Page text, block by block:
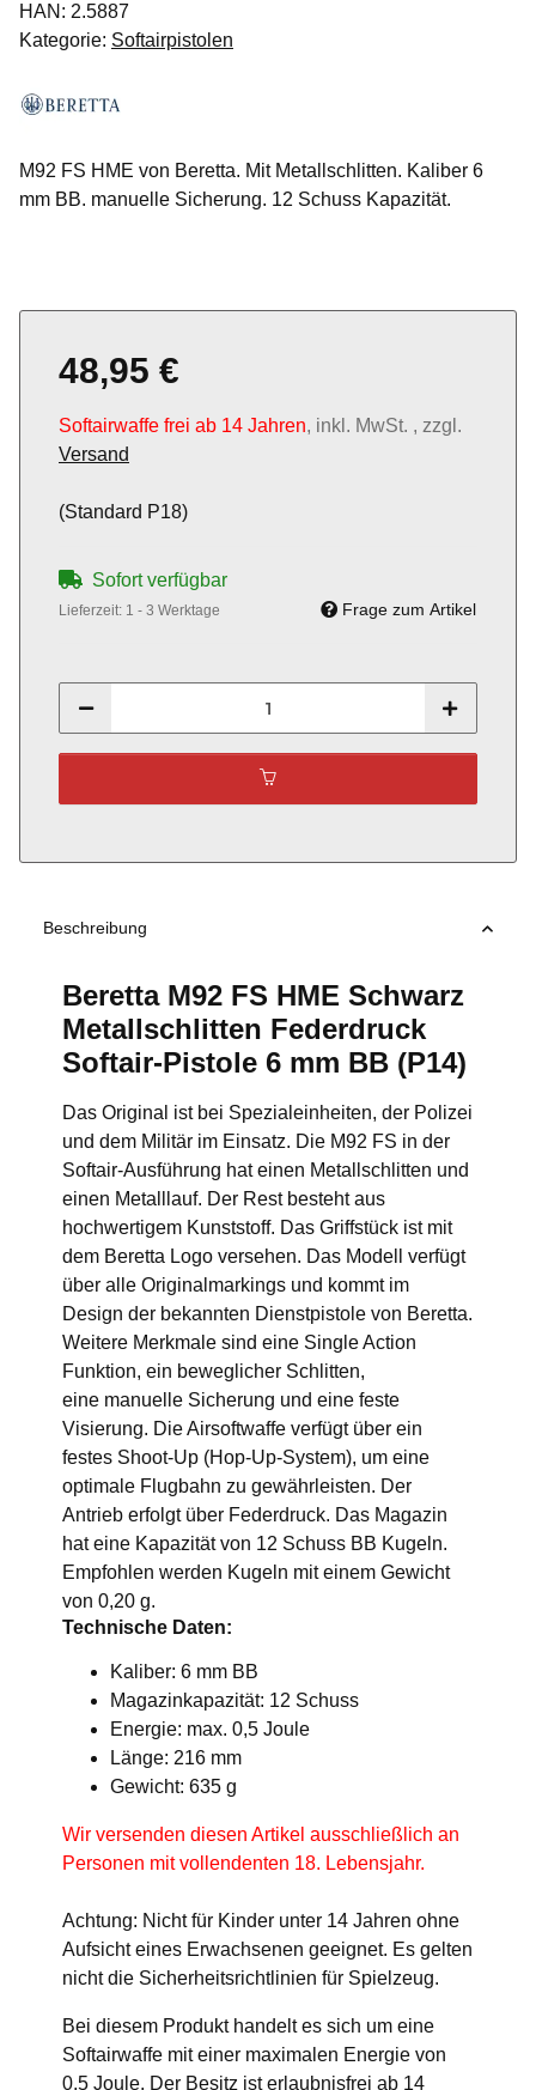
HAN: 2.5887
Kategorie: Softairpistolen
M92 FS HME von Beretta. Mit Metallschlitten. Kaliber 6
mm BB. manuelle Sicherung. 12 Schuss Kapazität.
48,95 €
Softairwaffe frei ab 14 Jahren, inkl. MwSt. , zzgl.
Versand
(Standard P18)
Sofort verfügbar
Lieferzeit: 1 - 3 Werktage Frage zum Artikel
Beschreibung
Beretta M92 FS HME Schwarz
Metallschlitten Federdruck
Softair-Pistole 6 mm BB (P14)
Das Original ist bei Spezialeinheiten, der Polizei
und dem Militär im Einsatz. Die M92 FS in der
Softair-Ausführung hat einen Metallschlitten und
einen Metalllauf. Der Rest besteht aus
hochwertigem Kunststoff. Das Griffstück ist mit
dem Beretta Logo versehen. Das Modell verfügt
über alle Originalmarkings und kommt im
Design der bekannten Dienstpistole von Beretta.
Weitere Merkmale sind eine Single Action
Funktion, ein beweglicher Schlitten,
eine manuelle Sicherung und eine feste
Visierung. Die Airsoftwaffe verfügt über ein
festes Shoot-Up (Hop-Up-System), um eine
optimale Flugbahn zu gewährleisten. Der
Antrieb erfolgt über Federdruck. Das Magazin
hat eine Kapazität von 12 Schuss BB Kugeln.
Empfohlen werden Kugeln mit einem Gewicht
von 0,20 g.
Technische Daten:
Kaliber: 6 mm BB
Magazinkapazität: 12 Schuss
Energie: max. 0,5 Joule
Länge: 216 mm
Gewicht: 635 g
Wir versenden diesen Artikel ausschließlich an
Personen mit vollendenten 18. Lebensjahr.
Achtung: Nicht für Kinder unter 14 Jahren ohne
Aufsicht eines Erwachsenen geeignet. Es gelten
nicht die Sicherheitsrichtlinien für Spielzeug.
Bei diesem Produkt handelt es sich um eine
Softairwaffe mit einer maximalen Energie von
0,5 Joule. Der Besitz ist erlaubnisfrei ab 14